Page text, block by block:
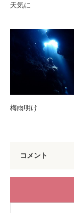
天気に
梅雨明け
コメント